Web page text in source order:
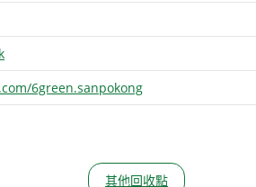
6green.sanpokong
其他回收點